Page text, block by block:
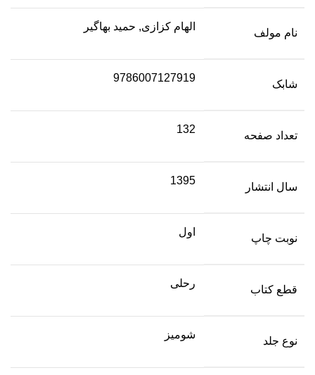
نام مولف
الهام کزازی, حمید بهاگیر
شابک
9786007127919
تعداد صفحه
132
سال انتشار
1395
نوبت چاپ
اول
قطع کتاب
رحلی
نوع جلد
شومیز